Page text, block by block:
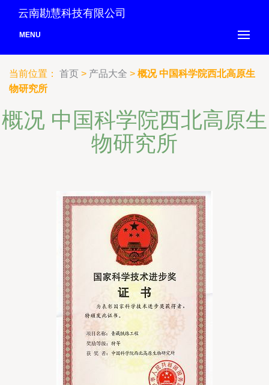
云南勘慧科技有限公司
MENU
当前位置： 首页 > 产品大全 > 概况 中国科学院西北高原生
物研究所
概况 中国科学院西北高原生
物研究所